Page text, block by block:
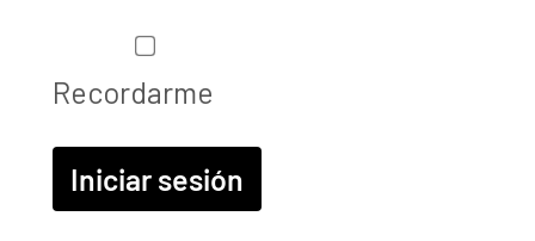
Recordarme